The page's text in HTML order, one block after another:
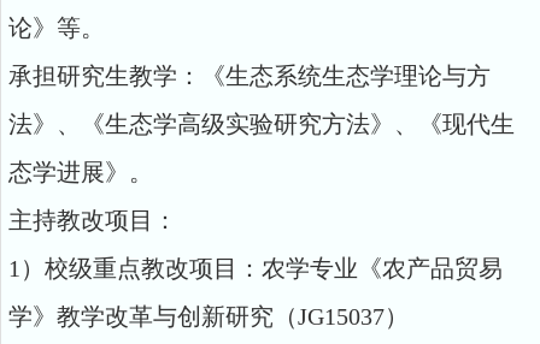
论》等。
承担研究生教学：《生态系统生态学理论与方
法》、《生态学高级实验研究方法》、《现代生
态学进展》。
主持教改项目：
1 ）校级重点教改项目：农学专业《农产品贸易
学》教学改革与创新研究（JG15037）